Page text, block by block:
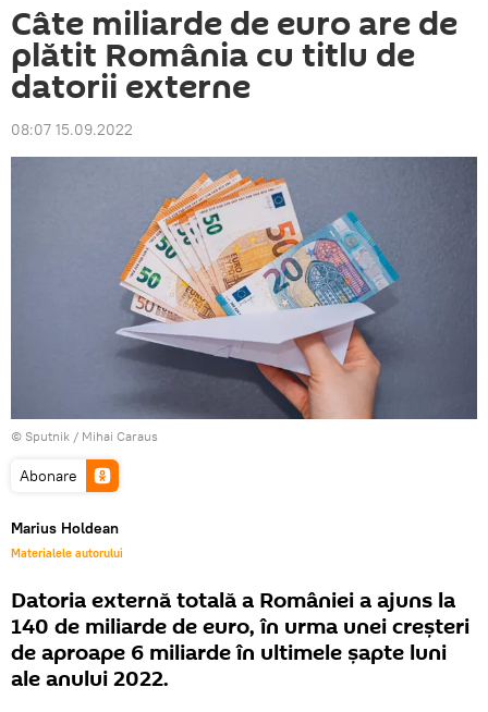
Câte miliarde de euro are de
plătit România cu titlu de
datorii externe
08:07 15.09.2022
© Sputnik / Mihai Caraus
Abonare
Marius Holdean
Materialele autorului
Datoria externă totală a României a ajuns la
140 de miliarde de euro, în urma unei creșteri
de aproape 6 miliarde în ultimele șapte luni
ale anului 2022.